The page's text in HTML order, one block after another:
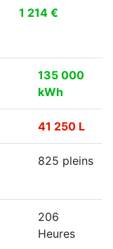
1 214 €
135 000
kWh
41 250 L
825 pleins
206
Heures